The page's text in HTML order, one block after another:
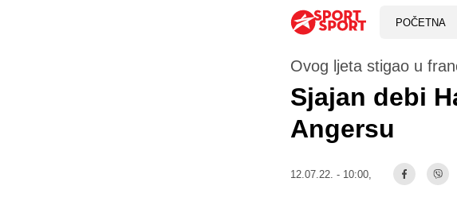
POČETNA
Ovog ljeta stigao u
Sjajan debi
Angersu
12.07.22. - 10:00,